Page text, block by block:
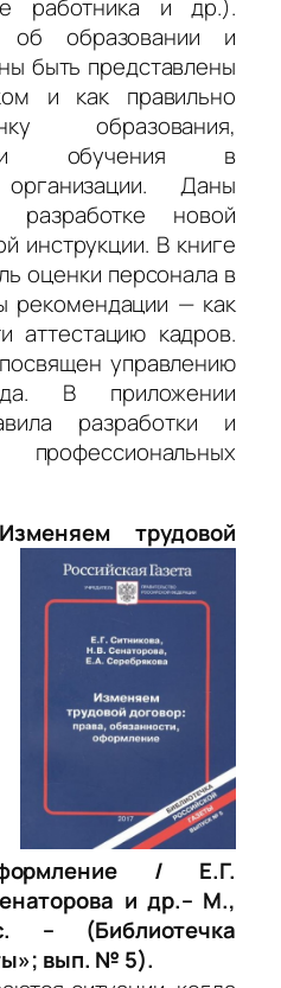
работника и др.).
об образовании и
быть представлены
и как правильно
образования,
и обучения в
организации. Даны
разработке новой
инструкции. В книге
оценки персонала в
рекомендации — как
аттестацию кадров.
управлению
В приложении
разработки и
трудовой
/ Е.Г.
и др.– М.,
(Библиотечка
вып. № 5).